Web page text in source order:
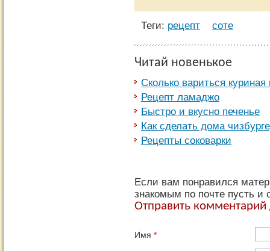
Теги: рецепт соте
Читай новенькое
Сколько вариться куриная
Рецепт ламаджо
Быстро и вкусно печенье
Как сделать дома
Рецепты соковарки
Если вам понравился
знакомым по почте пусть и
Отправить комментарий
Имя *